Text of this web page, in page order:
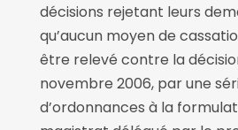
décisions rejetant leurs
qu’aucun moyen de
être relevé contre la
novembre 2006, par une
d’ordonnances à la